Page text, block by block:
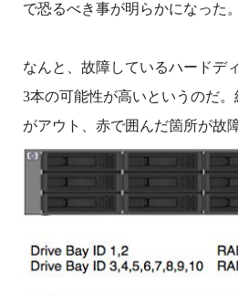
で恐るべき事が明らかになった。
なんと、故障しているハードデ
3本の可能性が高いというのだ。
がアウト、赤で囲んだ箇所が故